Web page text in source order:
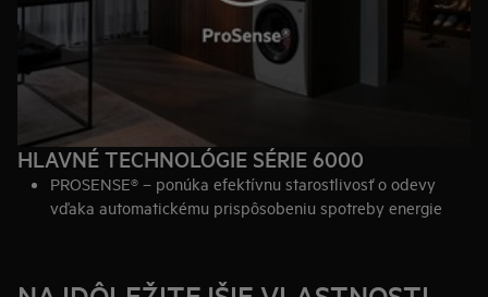
HLAVNÉ TECHNOLÓGIE SÉRIE 6000
PROSENSE® – ponúka efektívnu starostlivosť o odevy
vďaka automatickému prispôsobeniu spotreby energie